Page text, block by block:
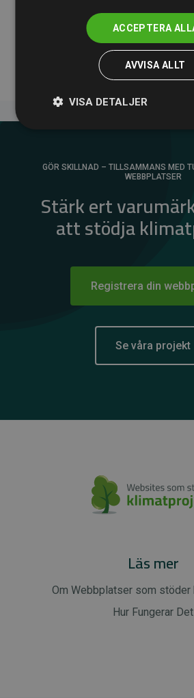
de beräknade CO₂-utsläppenfrån
medlemswebbplatser – ett tydligt
arbetssätt ger mätbar klimatnytta.
GÖR SKILLNAD – TILLSAMMANS MED
WEBBPLATSER
Stärk ert
att stödja
Registrera din
Se våra projekt
Läs mer
Om Webbplatser som stöder
Hur Fungerar Det
ACCEPTERA
AVVISA ALLT
VISA DETALJER